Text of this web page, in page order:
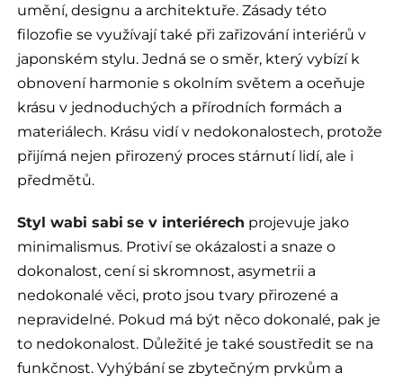
umění, designu a architektuře. Zásady této
filozofie se využívají také při zařizování interiérů v
japonském stylu. Jedná se o směr, který vybízí k
obnovení harmonie s okolním světem a oceňuje
krásu v jednoduchých a přírodních formách a
materiálech. Krásu vidí v nedokonalostech, protože
přijímá nejen přirozený proces stárnutí lidí, ale i
předmětů.
Styl wabi sabi se v interiérech projevuje jako
minimalismus. Protiví se okázalosti a snaze o
dokonalost, cení si skromnost, asymetrii a
nedokonalé věci, proto jsou tvary přirozené a
nepravidelné. Pokud má být něco dokonalé, pak je
to nedokonalost. Důležité je také soustředit se na
funkčnost. Vyhýbání se zbytečným prvkům a